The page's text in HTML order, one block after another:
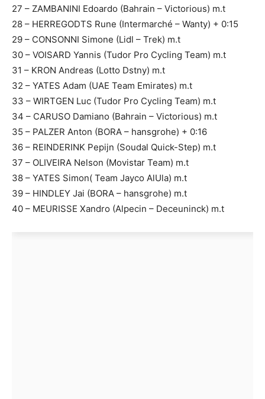
27 – ZAMBANINI Edoardo (Bahrain – Victorious) m.t
28 – HERREGODTS Rune (Intermarché – Wanty) + 0:15
29 – CONSONNI Simone (Lidl – Trek) m.t
30 – VOISARD Yannis (Tudor Pro Cycling Team) m.t
31 – KRON Andreas (Lotto Dstny) m.t
32 – YATES Adam (UAE Team Emirates) m.t
33 – WIRTGEN Luc (Tudor Pro Cycling Team) m.t
34 – CARUSO Damiano (Bahrain – Victorious) m.t
35 – PALZER Anton (BORA – hansgrohe) + 0:16
36 – REINDERINK Pepijn (Soudal Quick-Step) m.t
37 – OLIVEIRA Nelson (Movistar Team) m.t
38 – YATES Simon( Team Jayco AlUla) m.t
39 – HINDLEY Jai (BORA – hansgrohe) m.t
40 – MEURISSE Xandro (Alpecin – Deceuninck) m.t